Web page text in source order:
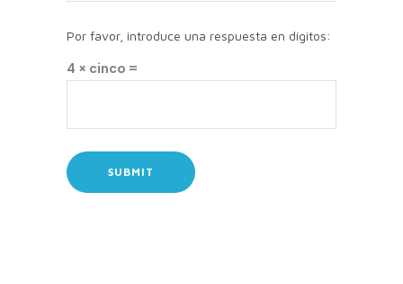
Por favor, introduce una respuesta en dígitos:
4 × cinco =